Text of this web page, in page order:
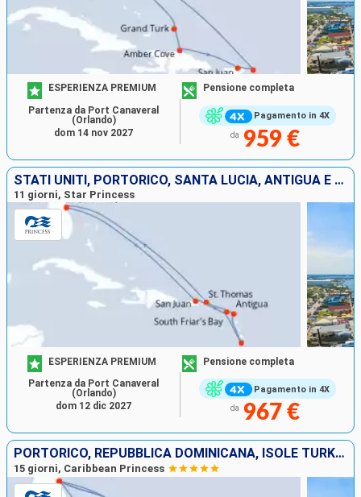
Pagamento in 4X
ESPERIENZA PREMIUM Pensione completa
da 959 €
Partenza da Port Canaveral
(Orlando)
dom 14 nov 2027
STATI UNITI, PORTORICO, SANTA LUCIA, ANTIGUA E BARBUDA, SAINT THOMAS
11 giorni, Star Princess
Pagamento in 4X
ESPERIENZA PREMIUM Pensione completa
da 967 €
Partenza da Port Canaveral
(Orlando)
dom 12 dic 2027
PORTORICO, REPUBBLICA DOMINICANA, ISOLE TURKS E CAICOS, BAHAMAS, STATI UNITI
15 giorni, Caribbean Princess